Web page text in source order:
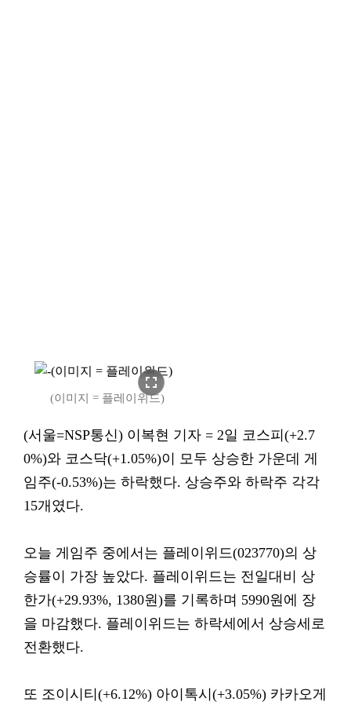
fullscreen
(이미지 = 플레이위드)
(서울=NSP통신) 이복현 기자 = 2일 코스피(+2.7
0%)와 코스닥(+1.05%)이 모두 상승한 가운데 게
임주(-0.53%)는 하락했다. 상승주와 하락주 각각
15개였다.
오늘 게임주 중에서는 플레이위드(023770)의 상
승률이 가장 높았다. 플레이위드는 전일대비 상
한가(+29.93%, 1380원)를 기록하며 5990원에 장
을 마감했다. 플레이위드는 하락세에서 상승세로
전환했다.
또 조이시티(+6.12%) 아이톡시(+3.05%) 카카오게